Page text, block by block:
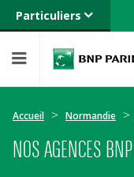
Particuliers
Banque privée
Entreprises
Accueil Normandie
NOS AGENCES